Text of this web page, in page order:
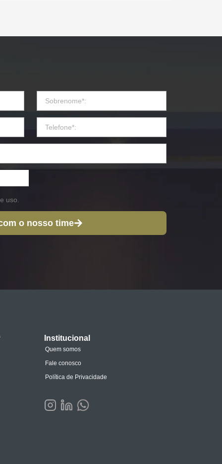
uso.
o nosso time
Institucional
Quem somos
Fale conosco
Política de Privacidade